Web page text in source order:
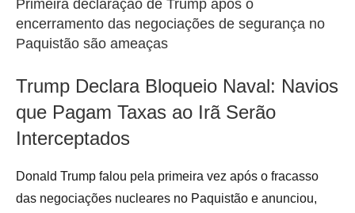
Primeira declaração de Trump após o
encerramento das negociações de segurança no
Paquistão são ameaças
Trump Declara Bloqueio Naval: Navios
que Pagam Taxas ao Irã Serão
Interceptados
Donald Trump falou pela primeira vez após o fracasso
das negociações nucleares no Paquistão e anunciou,